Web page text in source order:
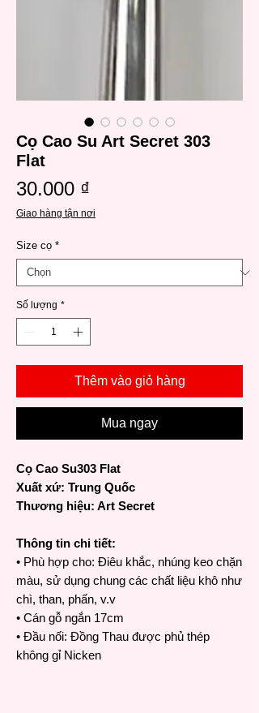
Cọ Cao Su Art Secret 303
Flat
30.000 ₫
Giao hàng tận nơi
Size cọ *
Số lượng *
Thêm vào giỏ hàng
Mua ngay
Cọ Cao Su303 Flat
Xuất xứ: Trung Quốc
Thương hiệu: Art Secret
Thông tin chi tiết:
• Phù hợp cho: Điêu khắc, nhúng keo chặn
màu, sử dụng chung các chất liệu khô như
chì, than, phấn, v.v
• Cán gỗ ngắn 17cm
• Đầu nối: Đồng Thau được phủ thép
không gỉ Nicken